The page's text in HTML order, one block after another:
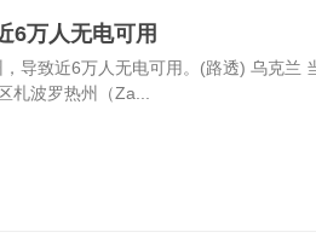
6万人无电可用
导致近6万人无电可用。(路透) 乌克兰
札波罗热州（Za...